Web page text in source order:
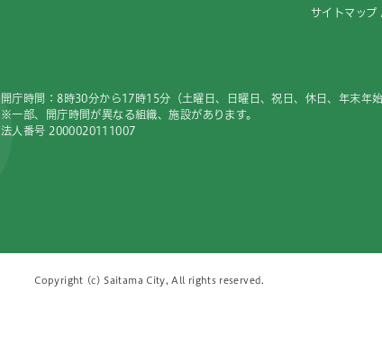
サイトマップ
開庁時間：8時30分から17時15分（土曜日、日曜日、祝日、休日、年末年始
※一部、開庁時間が異なる組織、施設があります。
法人番号 2000020111007
Copyright (c) Saitama City, All rights reserved.